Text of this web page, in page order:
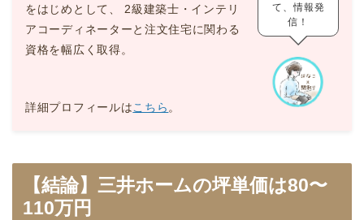
をはじめとして、 2級建築士・インテリ
アコーディネーターと注文住宅に関わる
資格を幅広く取得。
詳細プロフィールはこちら。
て、情報発
信！
【結論】三井ホームの坪単価は80〜
110万円